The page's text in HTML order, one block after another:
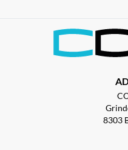
8303